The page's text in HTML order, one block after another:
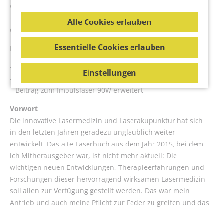
wird.
– Der spezielle Frequenzen- und Geräteteil informiert über
den aktuellen Stand der Technik.
Neu in der 2. Auflage:
– Dr. Michael Weber über Mitochondrien
– Dr. Christian Greiner über Stammzellen
– Beitrag zum Impulslaser 90W erweitert
Vorwort
Die innovative Lasermedizin und Laserakupunktur hat sich
in den letzten Jahren geradezu unglaublich weiter
entwickelt. Das alte Laserbuch aus dem Jahr 2015, bei dem
ich Mitherausgeber war, ist nicht mehr aktuell: Die
wichtigen neuen Entwicklungen, Therapieerfahrungen und
Forschungen dieser hervorragend wirksamen Lasermedizin
soll allen zur Verfügung gestellt werden. Das war mein
Antrieb und auch meine Pflicht zur Feder zu greifen und das
Alle Cookies erlauben
Essentielle Cookies erlauben
Einstellungen